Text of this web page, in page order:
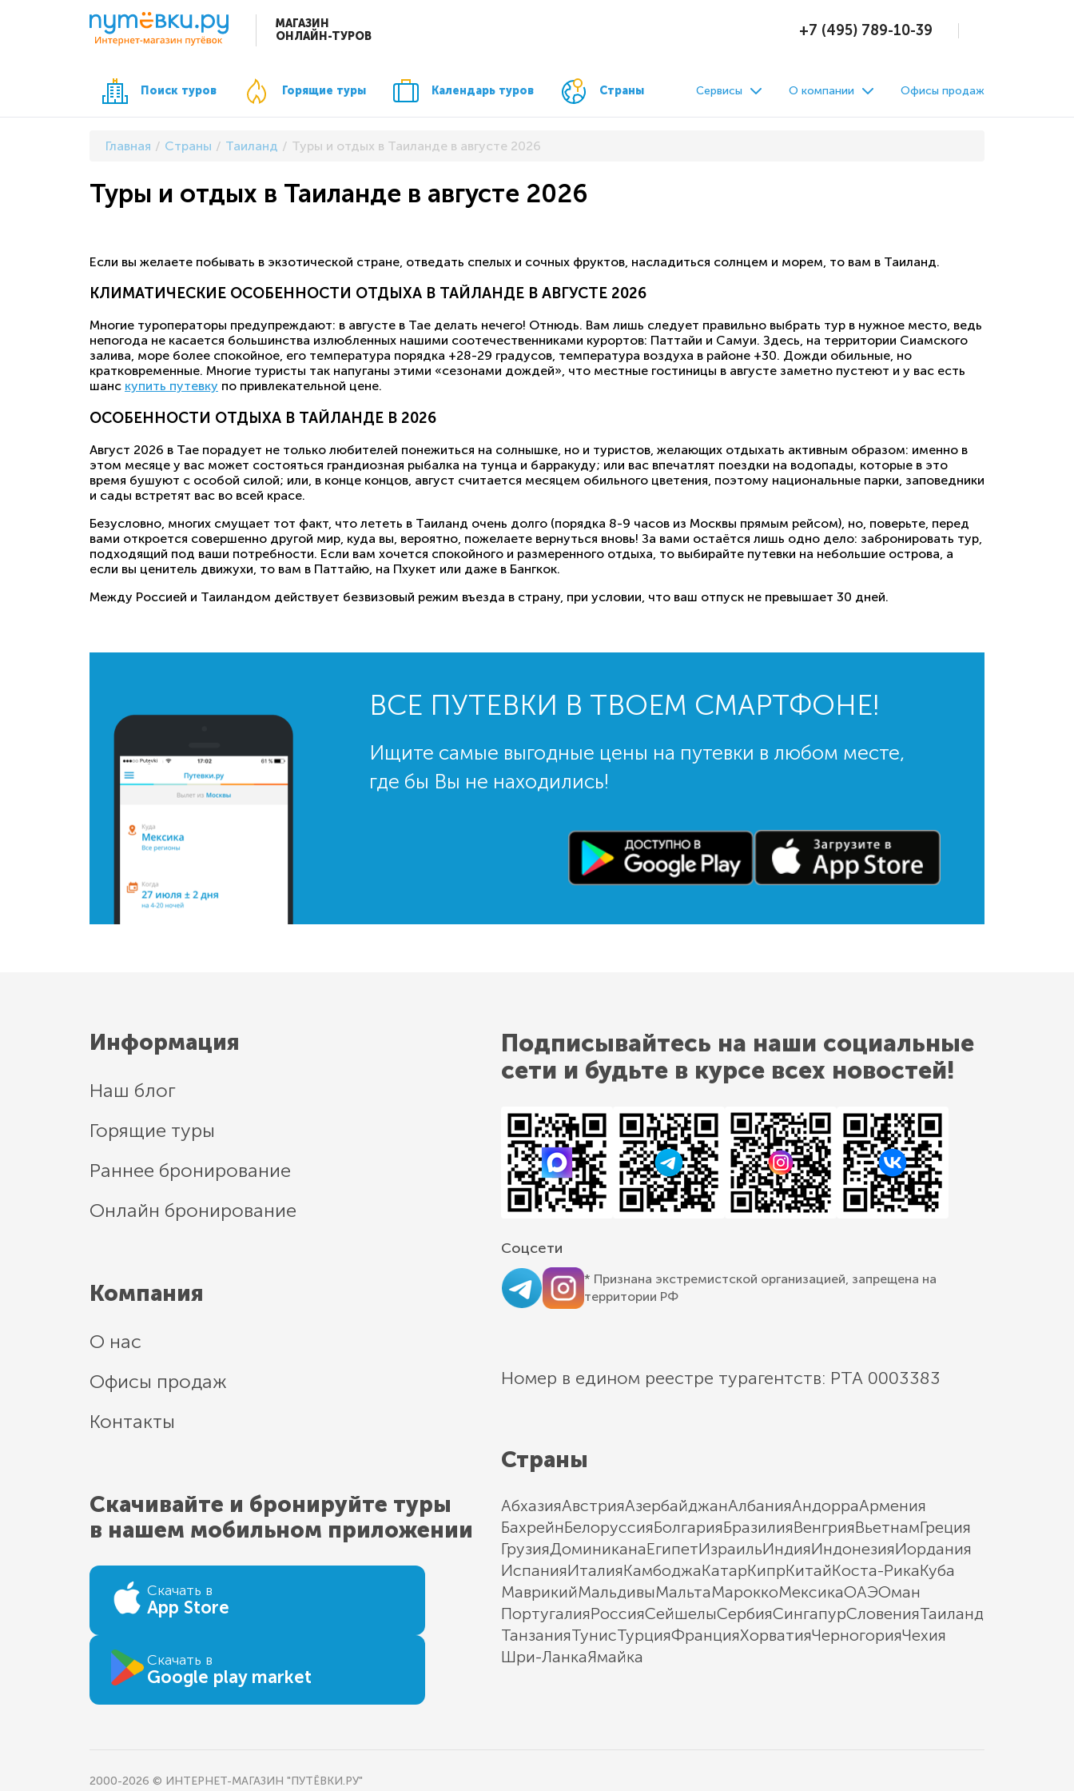
МАГАЗИН
ОНЛАЙН-ТУРОВ
+7 (495) 789-10-39
Поиск туров Горящие туры Календарь туров Страны Сервисы О компании Офисы продаж
Главная Страны Таиланд Туры и отдых в Таиланде в августе 2026
Туры и отдых в Таиланде в августе 2026
Если вы желаете побывать в экзотической стране, отведать спелых и сочных фруктов, насладиться солнцем и морем, то вам в Таиланд.
КЛИМАТИЧЕСКИЕ ОСОБЕННОСТИ ОТДЫХА В ТАЙЛАНДЕ В АВГУСТЕ 2026
Многие туроператоры предупреждают: в августе в Тае делать нечего! Отнюдь. Вам лишь следует правильно выбрать тур в нужное место, ведь
непогода не касается большинства излюбленных нашими соотечественниками курортов: Паттайи и Самуи. Здесь, на территории Сиамского
залива, море более спокойное, его температура порядка +28-29 градусов, температура воздуха в районе +30. Дожди обильные, но
кратковременные. Многие туристы так напуганы этими «сезонами дождей», что местные гостиницы в августе заметно пустеют и у вас есть
шанс купить путевку по привлекательной цене.
ОСОБЕННОСТИ ОТДЫХА В ТАЙЛАНДЕ В 2026
Август 2026 в Тае порадует не только любителей понежиться на солнышке, но и туристов, желающих отдыхать активным образом: именно в
этом месяце у вас может состояться грандиозная рыбалка на тунца и барракуду; или вас впечатлят поездки на водопады, которые в это
время бушуют с особой силой; или, в конце концов, август считается месяцем обильного цветения, поэтому национальные парки, заповедники
и сады встретят вас во всей красе.
Безусловно, многих смущает тот факт, что лететь в Таиланд очень долго (порядка 8-9 часов из Москвы прямым рейсом), но, поверьте, перед
вами откроется совершенно другой мир, куда вы, вероятно, пожелаете вернуться вновь! За вами остаётся лишь одно дело: забронировать тур,
подходящий под ваши потребности. Если вам хочется спокойного и размеренного отдыха, то выбирайте путевки на небольшие острова, а
если вы ценитель движухи, то вам в Паттайю, на Пхукет или даже в Бангкок.
Между Россией и Таиландом действует безвизовый режим въезда в страну, при условии, что ваш отпуск не превышает 30 дней.
ВСЕ ПУТЕВКИ В ТВОЕМ СМАРТФОНЕ!
Ищите самые выгодные цены на путевки в любом месте,
где бы Вы не находились!
Информация
Наш блог
Горящие туры
Раннее бронирование
Онлайн бронирование
Компания
О нас
Офисы продаж
Контакты
Скачивайте и бронируйте туры
в нашем мобильном приложении
Скачать в
App Store
Скачать в
Google play market
Подписывайтесь на наши социальные
сети и будьте в курсе всех новостей!
Соцсети
* Признана экстремистской организацией, запрещена на
территории РФ
Номер в едином реестре турагентств: РТА 0003383
Страны
АбхазияАвстрияАзербайджанАлбанияАндорраАрмения
БахрейнБелоруссияБолгарияБразилияВенгрияВьетнамГреция
ГрузияДоминиканаЕгипетИзраильИндияИндонезияИордания
ИспанияИталияКамбоджаКатарКипрКитайКоста-РикаКуба
МаврикийМальдивыМальтаМароккоМексикаОАЭОман
ПортугалияРоссияСейшелыСербияСингапурСловенияТаиланд
ТанзанияТунисТурцияФранцияХорватияЧерногорияЧехия
Шри-ЛанкаЯмайка
2000-2026 © ИНТЕРНЕТ-МАГАЗИН "ПУТЁВКИ.РУ"